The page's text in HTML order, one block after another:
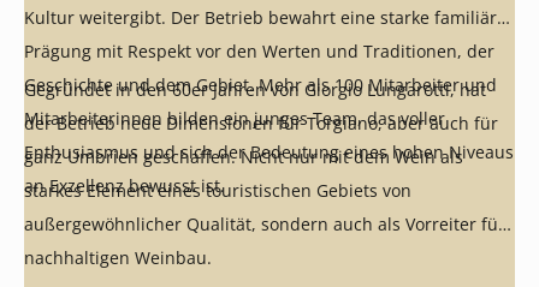
Kultur weitergibt. Der Betrieb bewahrt eine starke familiäre
Prägung mit Respekt vor den Werten und Traditionen, der
Geschichte und dem Gebiet. Mehr als 100 Mitarbeiter und
Mitarbeiterinnen bilden ein junges Team, das voller
Enthusiasmus und sich der Bedeutung eines hohen Niveaus
an Exzellenz bewusst ist.
Gegründet in den 60er Jahren von Giorgio Lungarotti, hat
der Betrieb neue Dimensionen für Torgiano, aber auch für
ganz Umbrien geschaffen. Nicht nur mit dem Wein als
starkes Element eines touristischen Gebiets von
außergewöhnlicher Qualität, sondern auch als Vorreiter für
nachhaltigen Weinbau.